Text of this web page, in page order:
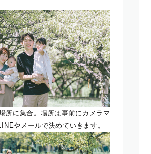
所に集合。場所は事前にカメラマ
やメールで決めていきます。